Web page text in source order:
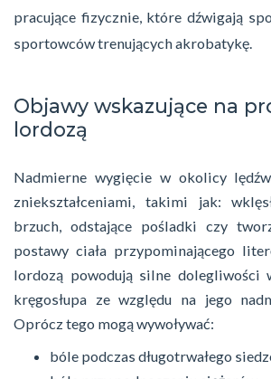
pracujące fizycznie, które dźwigają
sportowców trenujących akrobatykę.
Objawy wskazujące na
lordozą
Nadmierne wygięcie w okolicy
zniekształceniami, takimi jak:
brzuch, odstające pośladki czy
postawy ciała przypominającego
lordozą powodują silne dolegliwości
kręgosłupa ze względu na jego
Oprócz tego mogą wywoływać:
bóle podczas długotrwałego